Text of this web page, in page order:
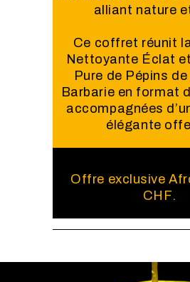
alliant nature
Ce coffret réunit
Nettoyante Éclat
Pure de Pépins
Barbarie en format
accompagnées
élégante
Offre exclusive
CHF.